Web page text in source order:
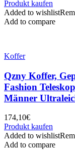
Produkt kaufen
Added to wishlist
Add to compare
Koffer
Qzny Koffer,
Fashion
Männer
174,10€
Produkt kaufen
Added to wishlist
Add to compare